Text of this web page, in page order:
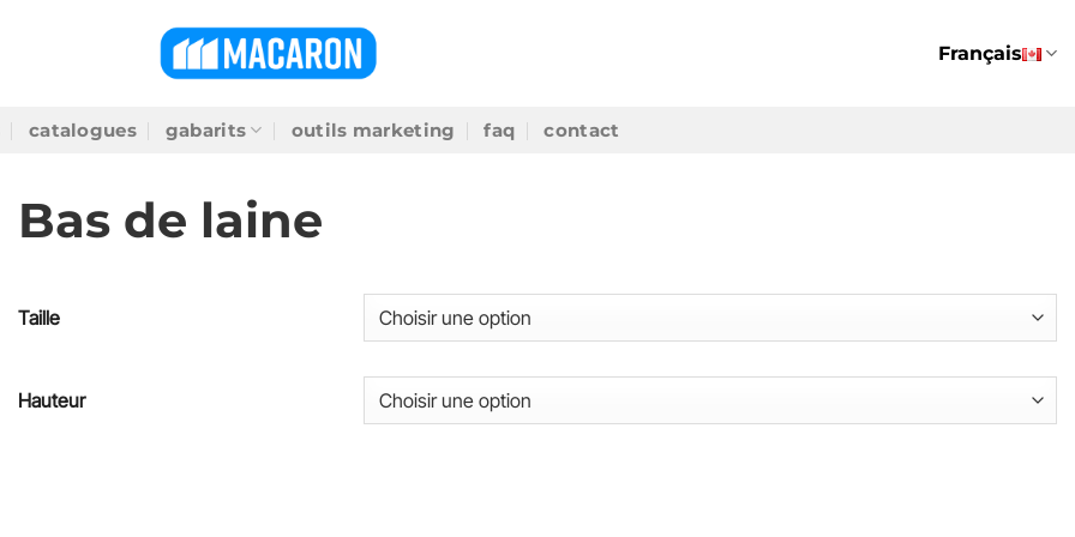
Français
catalogues gabarits outils marketing faq contact
Bas de laine
Taille
Hauteur